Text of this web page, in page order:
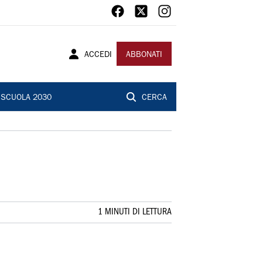
ACCEDI ABBONATI
SCUOLA 2030 CERCA
1 MINUTI DI LETTURA